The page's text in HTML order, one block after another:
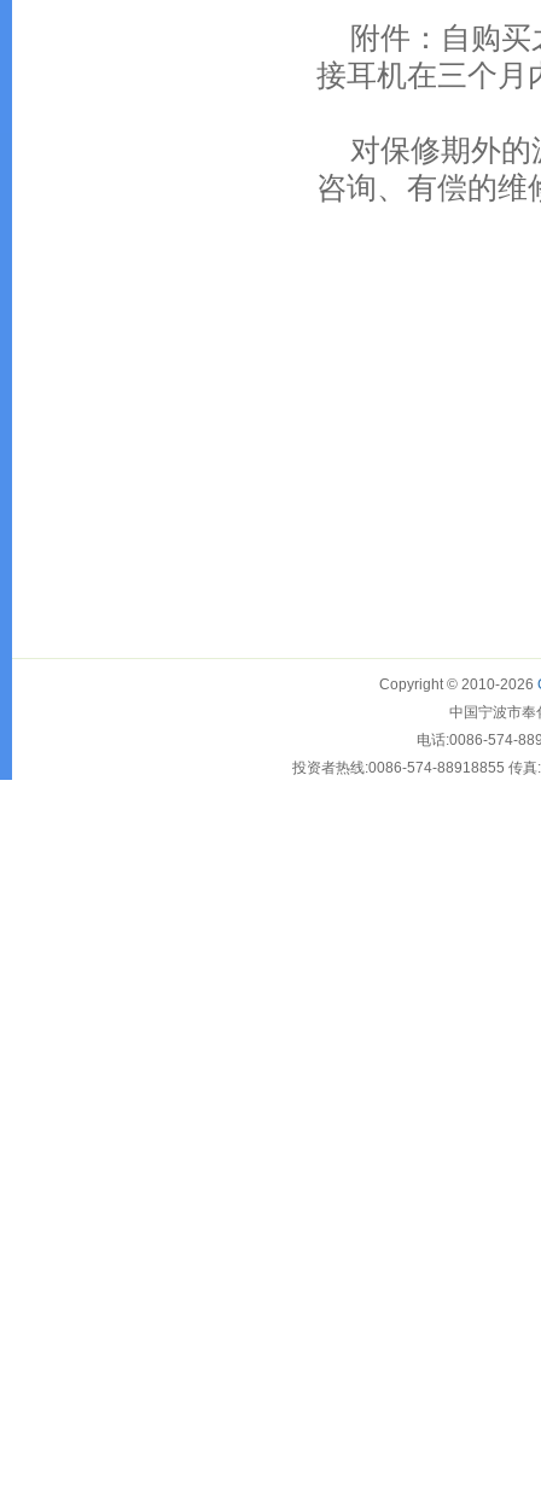
附件：自购买
接耳机在三个月
对保修期外的
咨询、有偿的维
Copyright © 2010-2026
中国宁波市
电话:0086-574-
投资者热线:0086-574-88918855 传